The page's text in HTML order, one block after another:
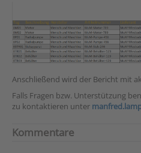
Anschließend wird der Bericht mit
Falls Fragen bzw. Unterstützung
zu kontaktieren unter
Kommentare